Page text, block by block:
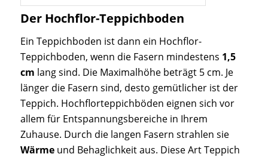
Der Hochflor-Teppichboden
Ein Teppichboden ist dann ein Hochflor-
Teppichboden, wenn die Fasern mindestens 1,5
cm lang sind. Die Maximalhöhe beträgt 5 cm. Je
länger die Fasern sind, desto gemütlicher ist der
Teppich. Hochflorteppichböden eignen sich vor
allem für Entspannungsbereiche in Ihrem
Zuhause. Durch die langen Fasern strahlen sie
Wärmeund Behaglichkeit aus. Diese Art Teppich